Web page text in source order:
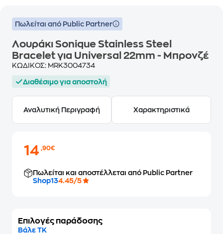
Πωλείται από Public Partner
Λουράκι Sonique Stainless Steel
Bracelet για Universal 22mm - Μπρονζέ
ΚΩΔΙΚΟΣ: MRK3004734
Διαθέσιμο για αποστολή
Αναλυτική Περιγραφή Χαρακτηριστικά
14,90€
Πωλείται και αποστέλλεται από Public Partner
Shop134.45/5
Επιλογές παράδοσης
Βάλε ΤΚ